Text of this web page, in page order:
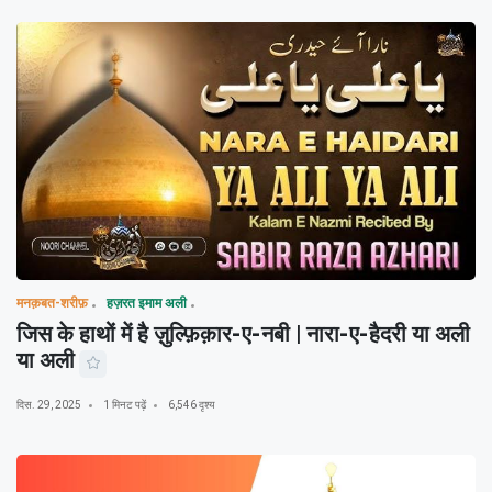
मनक़बत-शरीफ़ हज़रत इमाम अली
जिस के हाथों में है ज़ुल्फ़िक़ार-ए-नबी | नारा-ए-हैदरी या अली
या अली
दिस. 29, 2025 1 मिनट पढ़ें 6,546 दृश्य